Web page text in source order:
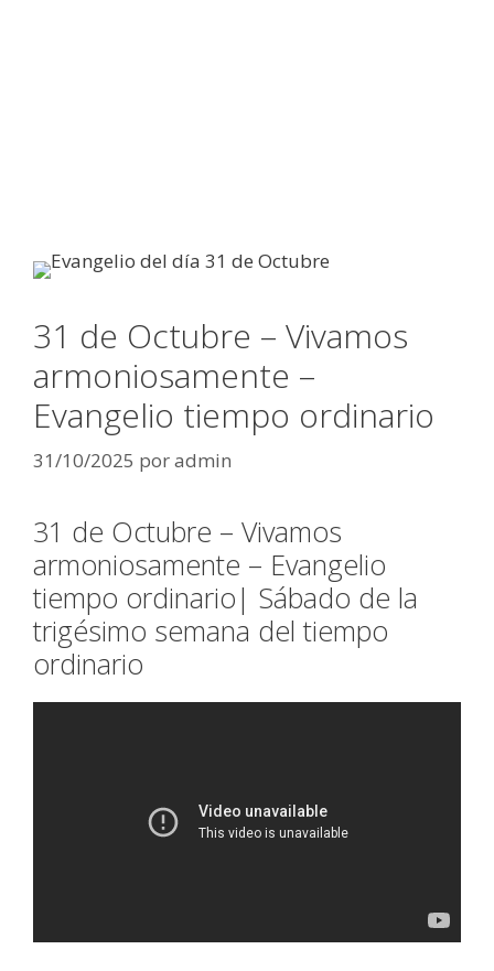
31 de Octubre – Vivamos
armoniosamente –
Evangelio tiempo ordinario
31/10/2025 poradmin
31 de Octubre – Vivamos
armoniosamente – Evangelio
tiempo ordinario| Sábado de la
trigésimo semana del tiempo
ordinario